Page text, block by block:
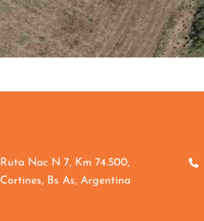
Ruta Nac N 7, Km 74.500,
Cortines, Bs As, Argentina